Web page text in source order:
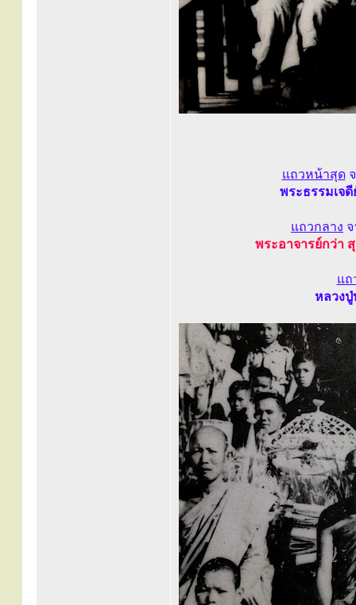
แถวหน้าสุดจ
พระธรรมเจ
แถวกลาง
พระอาจารย์กว่า
แถ
หลวง